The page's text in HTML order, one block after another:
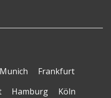
Munich
Frankfurt
Hamburg
Köln